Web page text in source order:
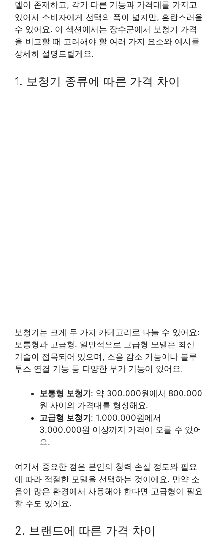
델이 존재하고, 각기 다른 기능과 가격대를 가지고
있어서 소비자에게 선택의 폭이 넓지만, 혼란스러울
수 있어요. 이 섹션에서는 장수군에서 보청기 가격
을 비교할 때 고려해야 할 여러 가지 요소와 예시를
상세히 설명드릴게요.
1. 보청기 종류에 따른 가격 차이
보청기는 크게 두 가지 카테고리로 나눌 수 있어요:
보통형과 고급형. 일반적으로 고급형 모델은 최신
기술이 접목되어 있으며, 소음 감소 기능이나 블루
투스 연결 기능 등 다양한 부가 기능이 있어요.
보통형 보청기 : 약 300.000원에서 800.000
원 사이의 가격대를 형성해요.
고급형 보청기 : 1.000.000원에서
3.000.000원 이상까지 가격이 오를 수 있어
요.
여기서 중요한 점은 본인의 청력 손실 정도와 필요
에 따라 적절한 모델을 선택하는 것이에요. 만약 소
음이 많은 환경에서 사용해야 한다면 고급형이 필요
할 수도 있어요.
2. 브랜드에 따른 가격 차이